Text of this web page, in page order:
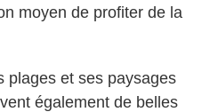
moyen de profiter de la
plages et ses paysages
également de belles